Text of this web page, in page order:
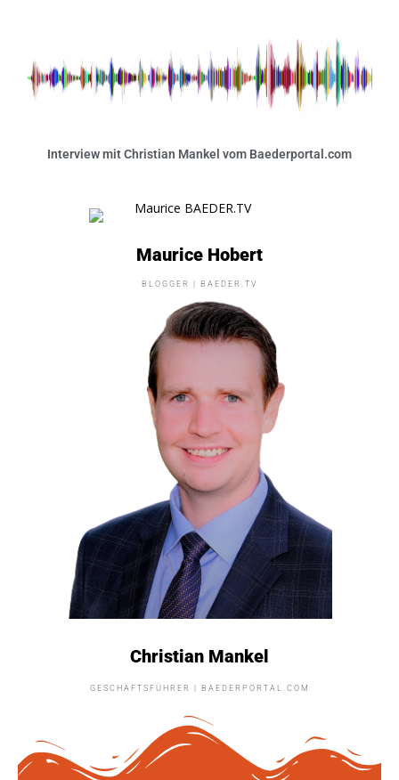
Interview mitChristian Mankel vom Baederportal.com
Maurice Hobert
BLOGGER | BAEDER.TV
Christian Mankel
GESCHÄFTSFÜHRER | BAEDERPORTAL.COM